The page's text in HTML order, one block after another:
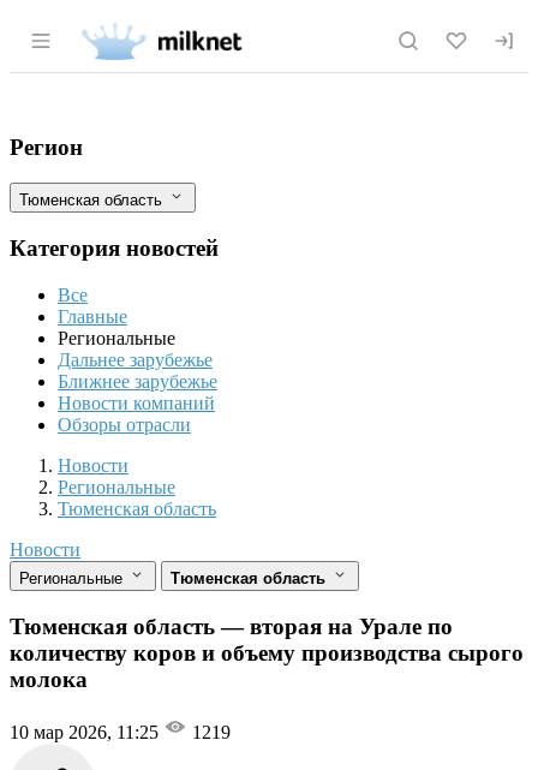
Раздел навигации по сайту milknet.ru
Тюменская область — вторая на Урале
Фильтры
Регион
Тюменская область
Категория новостей
Все
Главные
Региональные
Дальнее зарубежье
Ближнее зарубежье
Новости компаний
Обзоры отрасли
Новости
Разделы
Новости
Региональные
Тюменская область
Новости
Региональные Тюменская область
Тюменская область — вторая на Урале по
количеству коров и объему производства сырого
молока
10 мар 2026, 11:25 1219